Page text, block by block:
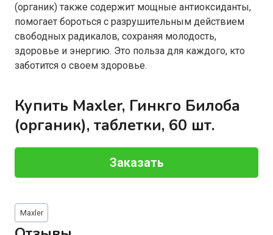
(органик) также содержит мощные антиоксиданты,
помогает бороться с разрушительным действием
свободных радикалов, сохраняя молодость,
здоровье и энергию. Это польза для каждого, кто
заботится о своем здоровье.
Купить Maxler, Гинкго Билоба
(органик), таблетки, 60 шт.
Заказать
Метки
записи:
Maxler